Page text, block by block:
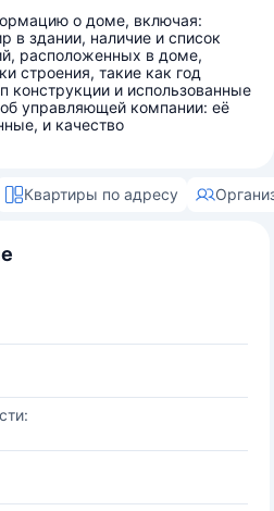
о доме, включая:
в здании, наличие и список
расположенных в доме,
строения, такие как год
конструкции и использованные
управляющей компании: её
и качество
Квартиры по адресу